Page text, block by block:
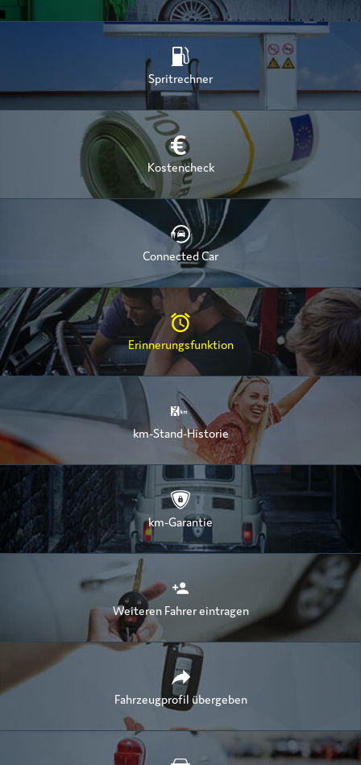
Spritrechner
Kostencheck
Connected Car
Erinnerungsfunktion
km-Stand-Historie
km-Garantie
Weiteren Fahrer eintragen
Fahrzeugprofil übergeben